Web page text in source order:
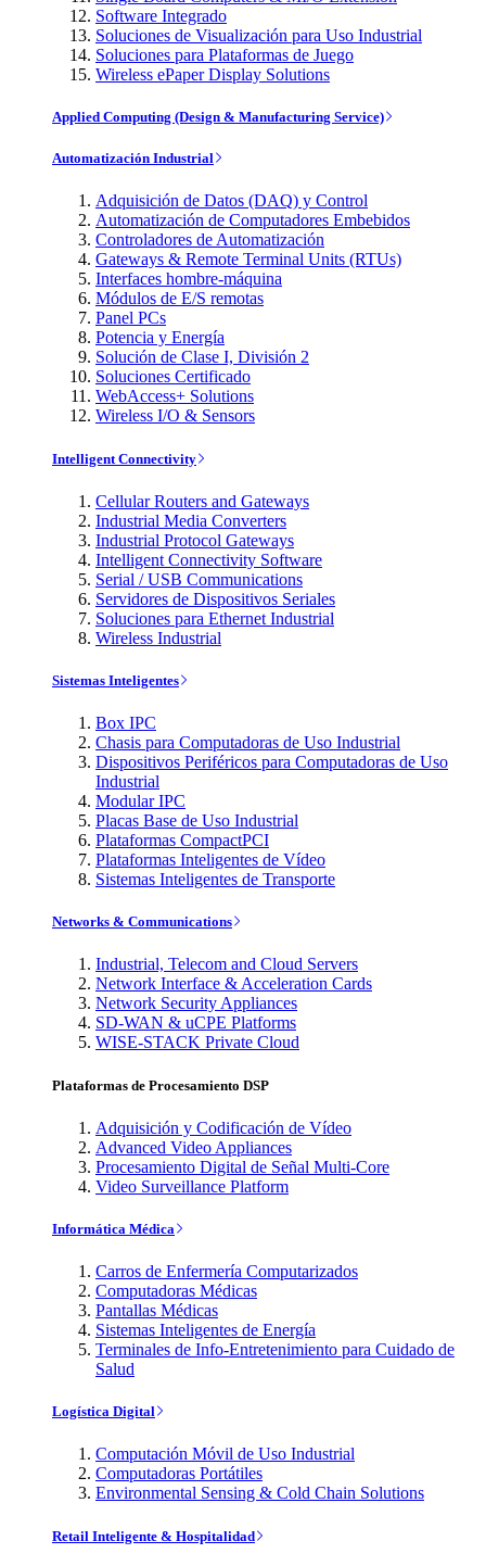
Software Integrado
Soluciones de Visualización para Uso Industrial
Soluciones para Plataformas de Juego
Wireless ePaper Display Solutions
Applied Computing (Design & Manufacturing Service)
Automatización Industrial
Adquisición de Datos (DAQ) y Control
Automatización de Computadores Embebidos
Controladores de Automatización
Gateways & Remote Terminal Units (RTUs)
Interfaces hombre-máquina
Módulos de E/S remotas
Panel PCs
Potencia y Energía
Solución de Clase I, División 2
Soluciones Certificado
WebAccess+ Solutions
Wireless I/O & Sensors
Intelligent Connectivity
Cellular Routers and Gateways
Industrial Media Converters
Industrial Protocol Gateways
Intelligent Connectivity Software
Serial / USB Communications
Servidores de Dispositivos Seriales
Soluciones para Ethernet Industrial
Wireless Industrial
Sistemas Inteligentes
Box IPC
Chasis para Computadoras de Uso Industrial
Dispositivos Periféricos para Computadoras de Uso
Industrial
Modular IPC
Placas Base de Uso Industrial
Plataformas CompactPCI
Plataformas Inteligentes de Vídeo
Sistemas Inteligentes de Transporte
Networks & Communications
Industrial, Telecom and Cloud Servers
Network Interface & Acceleration Cards
Network Security Appliances
SD-WAN & uCPE Platforms
WISE-STACK Private Cloud
Plataformas de Procesamiento DSP
Adquisición y Codificación de Vídeo
Advanced Video Appliances
Procesamiento Digital de Señal Multi-Core
Video Surveillance Platform
Informática Médica
Carros de Enfermería Computarizados
Computadoras Médicas
Pantallas Médicas
Sistemas Inteligentes de Energía
Terminales de Info-Entretenimiento para Cuidado de
Salud
Logística Digital
Computación Móvil de Uso Industrial
Computadoras Portátiles
Environmental Sensing & Cold Chain Solutions
Retail Inteligente & Hospitalidad